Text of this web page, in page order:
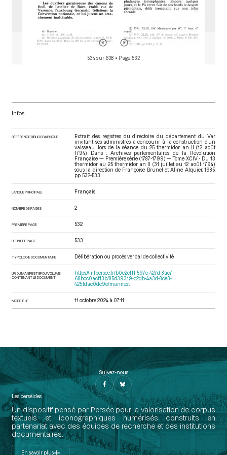
534 sur 638 • Page 532
Infos
RÉFÉRENCE BIBLIOGRAPHIQUE
Extrait des registres du directoire du département du Var
invitant ses administrés à concourir à la construction d’un
vaisseau, lors de la séance du 25 thermidor an II (12 août
1794). Dans : Archives parlementaires de la Révolution
Française — Première série (1787-1799) — Tome XCIV - Du 13
thermidor au 25 thermidor an II (31 juillet au 12 août 1794),
sous la direction de Françoise Brunel et Aline Alquier. 1985.
pp. 532-533.
LANGUE PRINCIPALE Français
NOMBRE DE PAGES 2
PREMIÈRE PAGE 532
DERNIÈRE PAGE 533
TYPOLOGIE DOCUMENTAIRE Délibération ou procès verbal de collectivité
URI DU MANIFEST IIIF DU VOLUME
CONTENANT LE DOCUMENT
https://iiif.persee.fr/b0e2cf11-597c-427d-8ac7-
68bcc0acf13b/85d39319-c2db-4a3d-8ce3-
4251dac0dc9e/manifest
MODIFIÉ LE 11 octobre 2024 à 07:11
Suivez-nous
Les perséides
Un dispositif pensé par Persée pour la valorisation de corpus
textuels et iconographiques numérisés construits en
partenariat avec des équipes de recherche et des institutions
documentaires.
En savoir plus